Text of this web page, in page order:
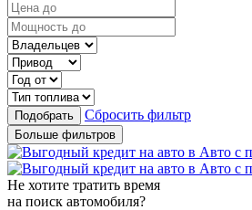
Подобрать Сбросить фильтр
Больше фильтров
Не хотите тратить время
на поиск автомобиля?